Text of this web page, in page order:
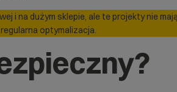
i na dużym sklepie, ale te projekty nie
optymalizacja.